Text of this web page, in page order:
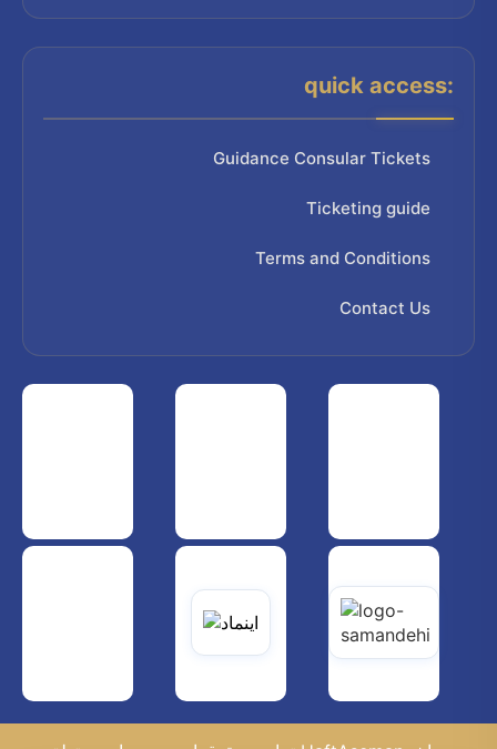
quick access:
Guidance Consular Tickets
Ticketing guide
Terms and Conditions
Contact Us